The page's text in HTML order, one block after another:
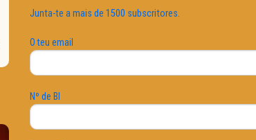
Junta-te a mais de 1500 subscritores.
O teu email
Nº de BI